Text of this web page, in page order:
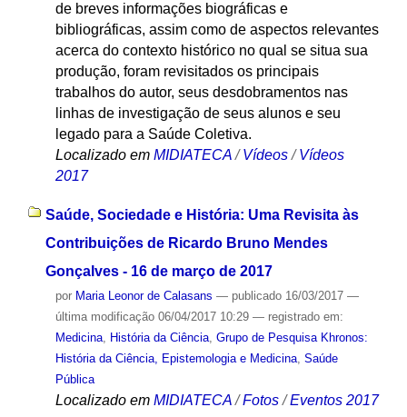
de breves informações biográficas e
bibliográficas, assim como de aspectos relevantes
acerca do contexto histórico no qual se situa sua
produção, foram revisitados os principais
trabalhos do autor, seus desdobramentos nas
linhas de investigação de seus alunos e seu
legado para a Saúde Coletiva.
Localizado em MIDIATECA /Vídeos /Vídeos
2017
Saúde, Sociedade e História: Uma Revisita às
Contribuições de Ricardo Bruno Mendes
Gonçalves - 16 de março de 2017
por Maria Leonor de Calasans — publicado16/03/2017 —
última modificação06/04/2017 10:29 — registrado em:
Medicina, História da Ciência, Grupo de Pesquisa Khronos:
História da Ciência, Epistemologia e Medicina, Saúde
Pública
Localizado em MIDIATECA /Fotos /Eventos 2017